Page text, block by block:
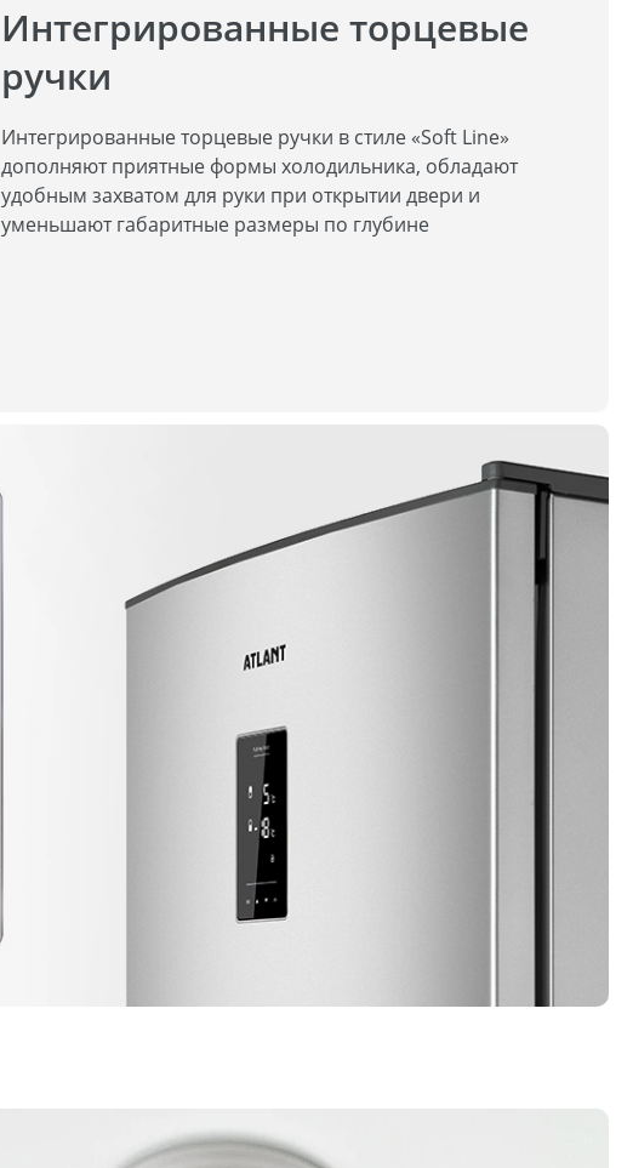
Интегрированные торцевые
ручки
Интегрированные торцевые ручки в стиле «Soft Line»
дополняют приятные формы холодильника, обладают
удобным захватом для руки при открытии двери и
уменьшают габаритные размеры по глубине